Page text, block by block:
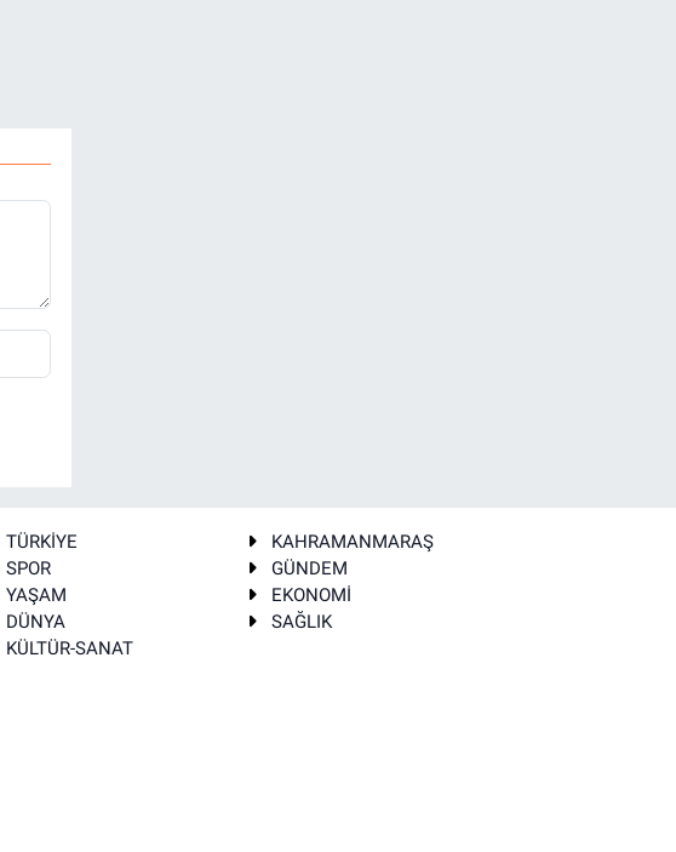
TÜRKİYE
KAHRAMANMARAŞ
SPOR
GÜNDEM
YAŞAM
EKONOMİ
DÜNYA
SAĞLIK
KÜLTÜR-SANAT